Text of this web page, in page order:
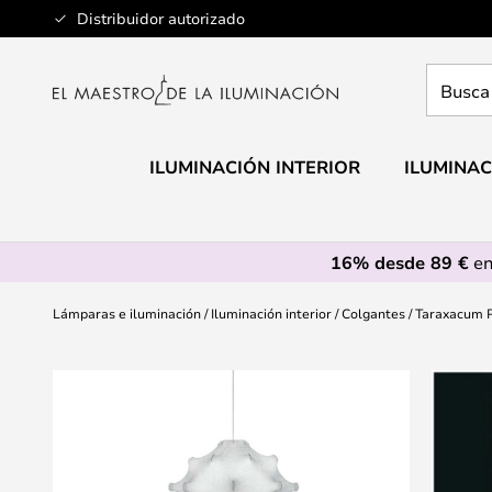
Distribuidor autorizado
Ir
al
aquí
ILUMINACIÓN INTERIOR
16% desde 89 €
Lámparas e iluminación Iluminación interior Colgantes Taraxacum